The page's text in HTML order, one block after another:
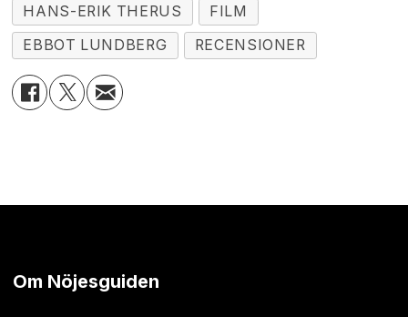
HANS-ERIK THERUS
FILM
EBBOT LUNDBERG
RECENSIONER
Om Nöjesguiden